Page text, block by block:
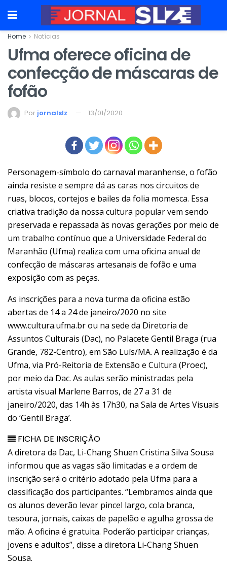
Home Notícias
Ufma oferece oficina de
confecção de máscaras de
fofão
Por jornalslz 13/01/2020
Personagem-símbolo do carnaval maranhense, o fofão
ainda resiste e sempre dá as caras nos circuitos de
ruas, blocos, cortejos e bailes da folia momesca. Essa
criativa tradição da nossa cultura popular vem sendo
preservada e repassada às novas gerações por meio de
um trabalho contínuo que a Universidade Federal do
Maranhão (Ufma) realiza com uma oficina anual de
confecção de máscaras artesanais de fofão e uma
exposição com as peças.
As inscrições para a nova turma da oficina estão
abertas de 14 a 24 de janeiro/2020 no site
www.cultura.ufma.br ou na sede da Diretoria de
Assuntos Culturais (Dac), no Palacete Gentil Braga (rua
Grande, 782-Centro), em São Luís/MA. A realização é da
Ufma, via Pró-Reitoria de Extensão e Cultura (Proec),
por meio da Dac. As aulas serão ministradas pela
artista visual Marlene Barros, de 27 a 31 de
janeiro/2020, das 14h às 17h30, na Sala de Artes Visuais
do ‘Gentil Braga’.
FICHA DE INSCRIÇÃO
A diretora da Dac, Li-Chang Shuen Cristina Silva Sousa
informou que as vagas são limitadas e a ordem de
inscrição será o critério adotado pela Ufma para a
classificação dos participantes. “Lembramos ainda que
os alunos deverão levar pincel largo, cola branca,
tesoura, jornais, caixas de papelão e agulha grossa de
mão. A oficina é gratuita. Poderão participar crianças,
jovens e adultos”, disse a diretora Li-Chang Shuen
Sousa.